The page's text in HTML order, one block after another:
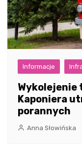
Informacje
Wykolejenie
Kaponiera
porannych
Anna Słowińska